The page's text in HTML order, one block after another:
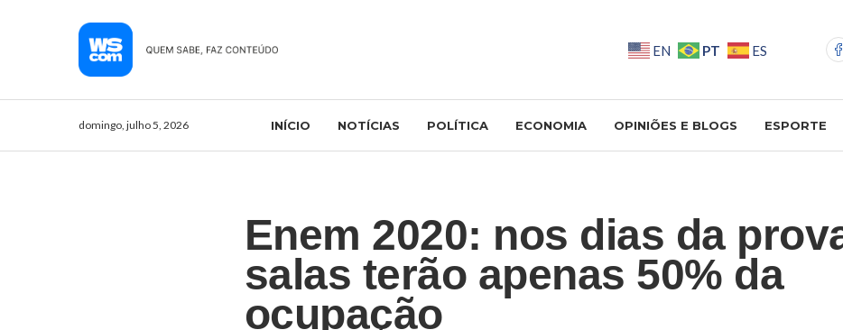
EN PT ES
domingo, julho 5, 2026 INÍCIO NOTÍCIAS POLÍTICA ECONOMIA OPINIÕES E BLOGS ESPORTE
Enem 2020: nos dias da
salas terão apenas 50% da
ocupação